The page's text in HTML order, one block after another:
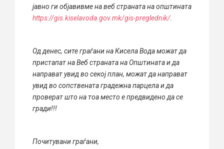
јавно ги објавивме на веб страната на општината
https://gis.kiselavoda.gov.mk/gis-preglednik/
Од денес, сите граѓани на Кисела Вода можат да
пристапат на Веб страната на Општината и да
направат увид во секој план, можат да направат
увид во сопствената градежна парцела и да
проверат што на тоа место е предвидено да се
гради!!!
Почитувани граѓани,